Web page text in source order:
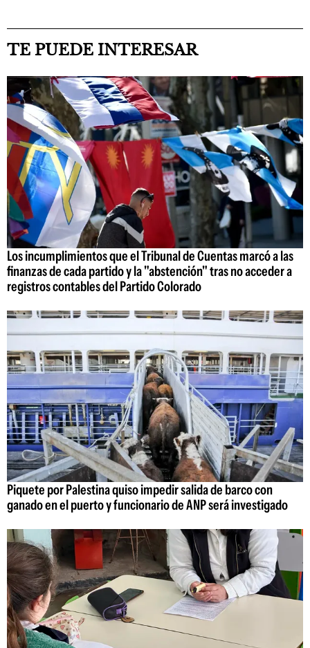
TE PUEDE INTERESAR
Los incumplimientos que el Tribunal de Cuentas marcó a las
finanzas de cada partido y la "abstención" tras no acceder a
registros contables del Partido Colorado
Piquete por Palestina quiso impedir salida de barco con
ganado en el puerto y funcionario de ANP será investigado